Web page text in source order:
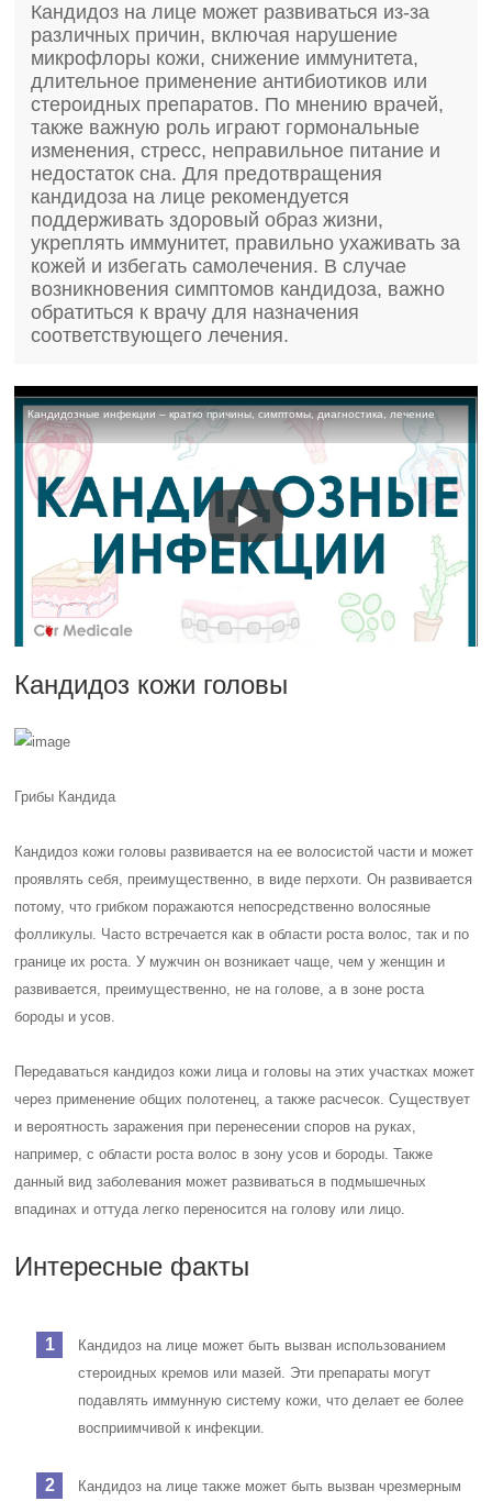
Кандидоз на лице может развиваться из-за
различных причин, включая нарушение
микрофлоры кожи, снижение иммунитета,
длительное применение антибиотиков или
стероидных препаратов. По мнению врачей,
также важную роль играют гормональные
изменения, стресс, неправильное питание и
недостаток сна. Для предотвращения
кандидоза на лице рекомендуется
поддерживать здоровый образ жизни,
укреплять иммунитет, правильно ухаживать за
кожей и избегать самолечения. В случае
возникновения симптомов кандидоза, важно
обратиться к врачу для назначения
соответствующего лечения.
Кандидозные инфекции – кратко причины, симптомы, диагностика, лечение
Кандидоз кожи головы
Грибы Кандида
Кандидоз кожи головы развивается на ее волосистой части и может
проявлять себя, преимущественно, в виде перхоти. Он развивается
потому, что грибком поражаются непосредственно волосяные
фолликулы. Часто встречается как в области роста волос, так и по
границе их роста. У мужчин он возникает чаще, чем у женщин и
развивается, преимущественно, не на голове, а в зоне роста
бороды и усов.
Передаваться кандидоз кожи лица и головы на этих участках может
через применение общих полотенец, а также расчесок. Существует
и вероятность заражения при перенесении споров на руках,
например, с области роста волос в зону усов и бороды. Также
данный вид заболевания может развиваться в подмышечных
впадинах и оттуда легко переносится на голову или лицо.
Интересные факты
Кандидоз на лице может быть вызван использованием
стероидных кремов или мазей. Эти препараты могут
подавлять иммунную систему кожи, что делает ее более
восприимчивой к инфекции.
Кандидоз на лице также может быть вызван чрезмерным